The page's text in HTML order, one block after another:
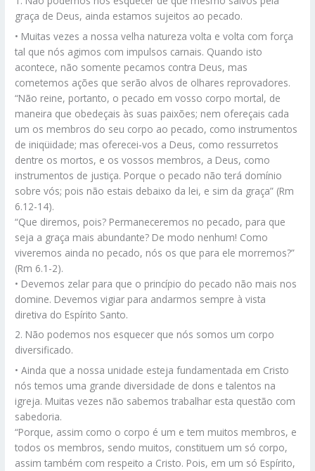
graça de Deus, ainda estamos sujeitos ao pecado.
• Muitas vezes a nossa velha natureza volta e volta com força
tal que nós agimos com impulsos carnais. Quando isto
acontece, não somente pecamos contra Deus, mas
cometemos ações que serão alvos de olhares reprovadores.
“Não reine, portanto, o pecado em vosso corpo mortal, de
maneira que obedeçais às suas paixões; nem ofereçais cada
um os membros do seu corpo ao pecado, como instrumentos
de iniqüidade; mas oferecei-vos a Deus, como ressurretos
dentre os mortos, e os vossos membros, a Deus, como
instrumentos de justiça. Porque o pecado não terá domínio
sobre vós; pois não estais debaixo da lei, e sim da graça” (Rm
6.12-14).
“Que diremos, pois? Permaneceremos no pecado, para que
seja a graça mais abundante? De modo nenhum! Como
viveremos ainda no pecado, nós os que para ele morremos?”
(Rm 6.1-2).
• Devemos zelar para que o princípio do pecado não mais nos
domine. Devemos vigiar para andarmos sempre à vista
diretiva do Espírito Santo.
2. Não podemos nos esquecer que nós somos um corpo
diversificado.
• Ainda que a nossa unidade esteja fundamentada em Cristo
nós temos uma grande diversidade de dons e talentos na
igreja. Muitas vezes não sabemos trabalhar esta questão com
sabedoria.
“Porque, assim como o corpo é um e tem muitos membros, e
todos os membros, sendo muitos, constituem um só corpo,
assim também com respeito a Cristo. Pois, em um só Espírito,